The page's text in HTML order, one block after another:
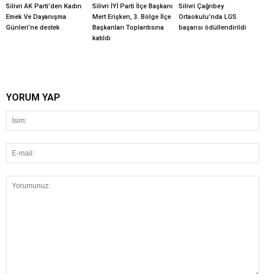
Silivri AK Parti’den Kadın
Emek Ve Dayanışma
Günleri’ne destek
Silivri İYİ Parti İlçe Başkanı
Mert Erişken, 3. Bölge İlçe
Başkanları Toplantısına
katıldı
Silivri Çağrıbey
Ortaokulu’nda LGS
başarısı ödüllendirildi
YORUM YAP